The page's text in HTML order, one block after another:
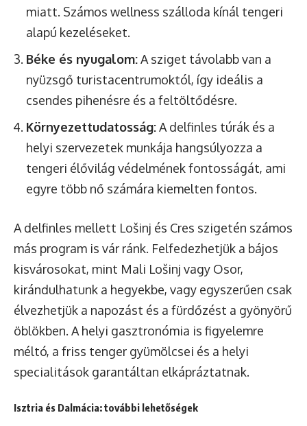
miatt. Számos wellness szálloda kínál tengeri
alapú kezeléseket.
Béke és nyugalom:A sziget távolabb van a
nyüzsgő turistacentrumoktól, így ideális a
csendes pihenésre és a feltöltődésre.
Környezettudatosság:A delfinles túrák és a
helyi szervezetek munkája hangsúlyozza a
tengeri élővilág védelmének fontosságát, ami
egyre több nő számára kiemelten fontos.
A delfinles mellett Lošinj és Cres szigetén számos
más program is vár ránk. Felfedezhetjük a bájos
kisvárosokat, mint Mali Lošinj vagy Osor,
kirándulhatunk a hegyekbe, vagy egyszerűen csak
élvezhetjük a napozást és a fürdőzést a gyönyörű
öblökben. A helyi gasztronómia is figyelemre
méltó, a friss tenger gyümölcsei és a helyi
specialitások garantáltan elkápráztatnak.
Isztria és Dalmácia: további lehetőségek